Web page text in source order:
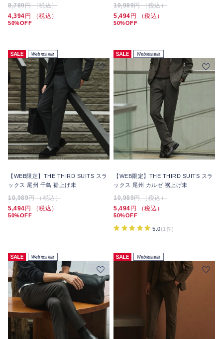
8,789円 （税込）
4,394 円 （税込）
50%OFF
10,989円 （税込）
5,494 円 （税込）
50%OFF
【WEB限定】THE THIRD SUITS スラ
ックス 尾州 千鳥 裾上げ未
10,989円 （税込）
5,494 円 （税込）
50%OFF
【WEB限定】THE THIRD SUITS スラ
ックス 尾州 カルゼ 裾上げ未
10,989円 （税込）
5,494 円 （税込）
50%OFF
5.0(1件)